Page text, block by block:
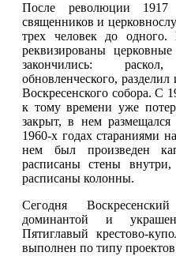
После революции 1917
священников и
трех человек до
реквизированы
закончились:
обновленческого,
Воскресенского собора. С
к тому времени уже
закрыт, в нем
1960-х годах стараниями
нем был произведен
расписаны стены внутри,
расписаны колонны.
Сегодня
доминантой и
Пятиглавый крестово-
выполнен по типу